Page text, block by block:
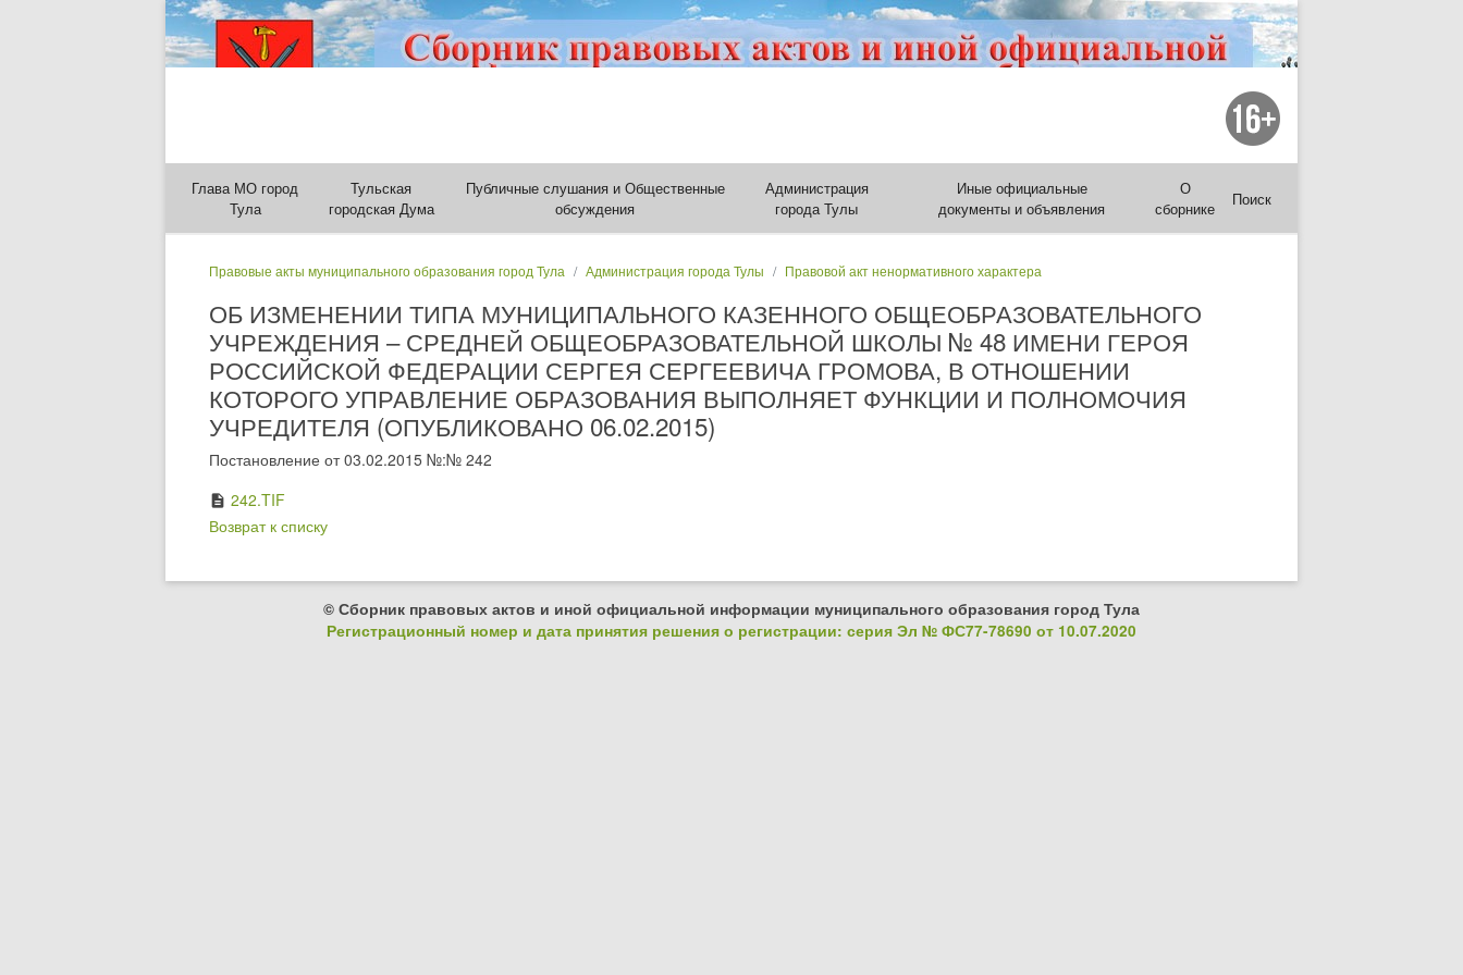
Глава МО город
Тула
Тульская
городская Дума
Публичные слушания и Общественные
обсуждения
Администрация
города Тулы
Иные официальные
документы и объявления
О
сборнике
Поиск
Правовые акты муниципального образования город Тула Администрация города Тулы Правовой акт ненормативного характера
ОБ ИЗМЕНЕНИИ ТИПА МУНИЦИПАЛЬНОГО КАЗЕННОГО ОБЩЕОБРАЗОВАТЕЛЬНОГО
УЧРЕЖДЕНИЯ – СРЕДНЕЙ ОБЩЕОБРАЗОВАТЕЛЬНОЙ ШКОЛЫ № 48 ИМЕНИ ГЕРОЯ
РОССИЙСКОЙ ФЕДЕРАЦИИ СЕРГЕЯ СЕРГЕЕВИЧА ГРОМОВА, В ОТНОШЕНИИ
КОТОРОГО УПРАВЛЕНИЕ ОБРАЗОВАНИЯ ВЫПОЛНЯЕТ ФУНКЦИИ И ПОЛНОМОЧИЯ
УЧРЕДИТЕЛЯ (ОПУБЛИКОВАНО 06.02.2015)
Постановление от 03.02.2015 №:№ 242
description 242.TIF
Возврат к списку
© Сборник правовых актов и иной официальной информации муниципального образования город Тула
Регистрационный номер и дата принятия решения о регистрации: серия Эл № ФС77-78690 от 10.07.2020